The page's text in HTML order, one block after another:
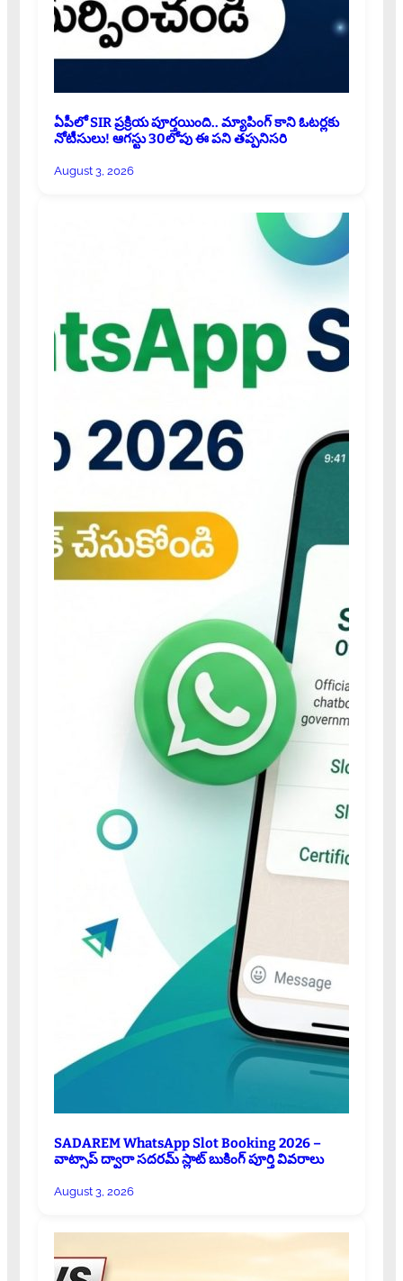
ఏపీలో SIR ప్రక్రియ పూర్తయింది.. మ్యాపింగ్ కాని ఓటర్లకు
నోటీసులు! ఆగస్టు 30లోపు ఈ పని తప్పనిసరి
August 3, 2026
SADAREM WhatsApp Slot Booking 2026 –
వాట్సాప్ ద్వారా సదరమ్ స్లాట్ బుకింగ్ పూర్తి వివరాలు
August 3, 2026